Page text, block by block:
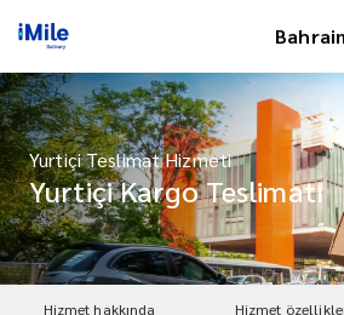
Bahrain
Yurtiçi Teslimat Hizmeti
Yurtiçi Kargo Teslimatı
Hizmet hakkında Hizmet